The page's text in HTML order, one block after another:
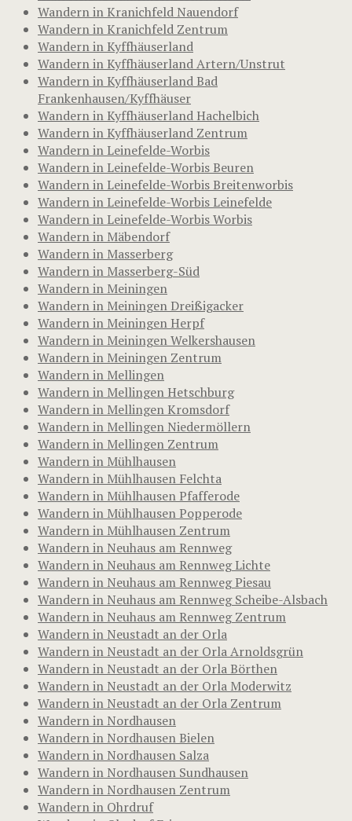
Wandern in Kranichfeld Nauendorf
Wandern in Kranichfeld Zentrum
Wandern in Kyffhäuserland
Wandern in Kyffhäuserland Artern/Unstrut
Wandern in Kyffhäuserland Bad
Frankenhausen/Kyffhäuser
Wandern in Kyffhäuserland Hachelbich
Wandern in Kyffhäuserland Zentrum
Wandern in Leinefelde-Worbis
Wandern in Leinefelde-Worbis Beuren
Wandern in Leinefelde-Worbis Breitenworbis
Wandern in Leinefelde-Worbis Leinefelde
Wandern in Leinefelde-Worbis Worbis
Wandern in Mäbendorf
Wandern in Masserberg
Wandern in Masserberg-Süd
Wandern in Meiningen
Wandern in Meiningen Dreißigacker
Wandern in Meiningen Herpf
Wandern in Meiningen Welkershausen
Wandern in Meiningen Zentrum
Wandern in Mellingen
Wandern in Mellingen Hetschburg
Wandern in Mellingen Kromsdorf
Wandern in Mellingen Niedermöllern
Wandern in Mellingen Zentrum
Wandern in Mühlhausen
Wandern in Mühlhausen Felchta
Wandern in Mühlhausen Pfafferode
Wandern in Mühlhausen Popperode
Wandern in Mühlhausen Zentrum
Wandern in Neuhaus am Rennweg
Wandern in Neuhaus am Rennweg Lichte
Wandern in Neuhaus am Rennweg Piesau
Wandern in Neuhaus am Rennweg Scheibe-Alsbach
Wandern in Neuhaus am Rennweg Zentrum
Wandern in Neustadt an der Orla
Wandern in Neustadt an der Orla Arnoldsgrün
Wandern in Neustadt an der Orla Börthen
Wandern in Neustadt an der Orla Moderwitz
Wandern in Neustadt an der Orla Zentrum
Wandern in Nordhausen
Wandern in Nordhausen Bielen
Wandern in Nordhausen Salza
Wandern in Nordhausen Sundhausen
Wandern in Nordhausen Zentrum
Wandern in Ohrdruf